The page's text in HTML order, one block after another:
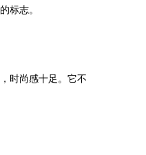
标志。
时尚感十足。它不